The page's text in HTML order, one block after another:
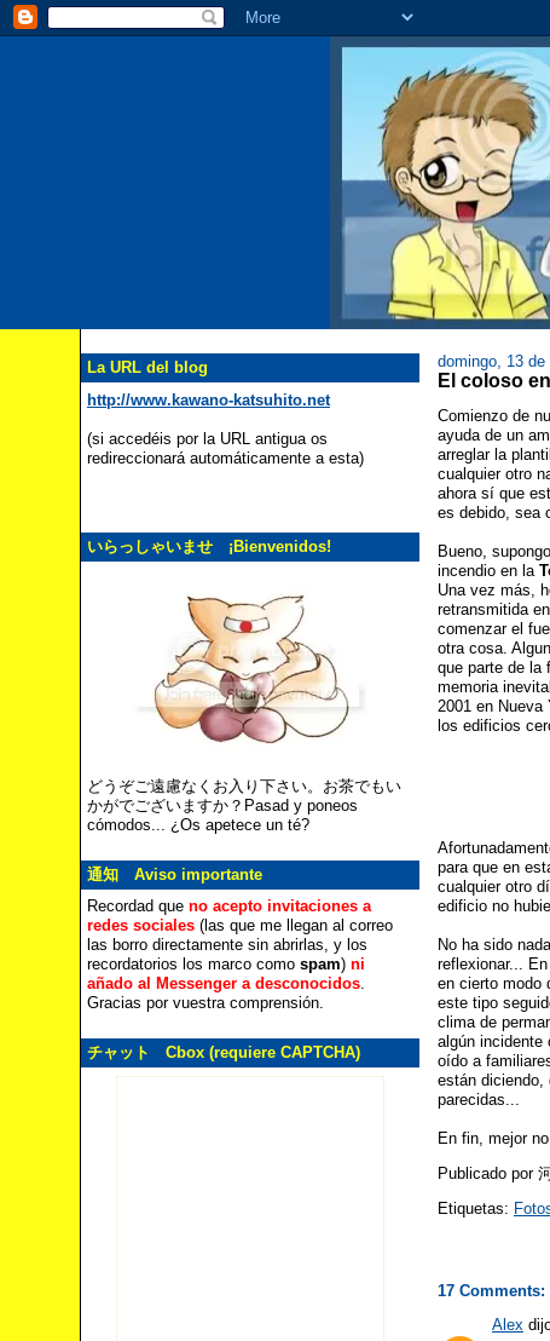
La URL del blog
http://www.kawano-katsuhito.net
(si accedéis por la URL antigua os
redireccionará automáticamente a esta)
いらっしゃいませ ¡Bienvenidos!
どうぞご遠慮なくお入り下さい。お茶でもい
かがでございますか？Pasad y poneos
cómodos... ¿Os apetece un té?
通知 Aviso importante
Recordad que no acepto invitaciones a
redes sociales (las que me llegan al correo
las borro directamente sin abrirlas, y los
recordatorios los marco como spam) ni
añado al Messenger a desconocidos.
Gracias por vuestra comprensión.
チャット Cbox (requiere CAPTCHA)
domingo, 13 de
El coloso
Comienzo de
ayuda de un
arreglar la
cualquier otro
ahora sí que
es debido, sea
Bueno,
incendio en la
Una vez más,
retransmitida
comenzar el
otra cosa.
que parte de la
memoria
2001 en Nueva
los edificios
para que en
cualquier otro
edificio no
No ha sido
reflexionar...
en cierto modo
este tipo
clima de
algún incidente
oído a
están diciendo,
parecidas...
En fin, mejor
Publicado por
Etiquetas:
17 Comments:
Alex